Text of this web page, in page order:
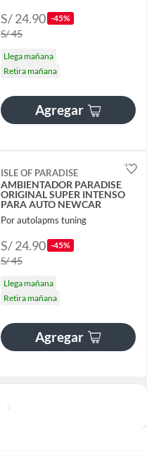
S/ 24.90 -45%
S/ 45
Llega mañana
Retira mañana
Agregar
ISLE OF PARADISE
AMBIENTADOR PARADISE
ORIGINAL SUPER INTENSO
PARA AUTO NEWCAR
Por autolapms tuning
S/ 24.90 -45%
S/ 45
Llega mañana
Retira mañana
Agregar